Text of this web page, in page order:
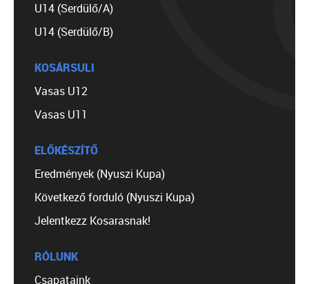
U14 (Serdülő/A)
U14 (Serdülő/B)
KOSÁRSULI
Vasas U12
Vasas U11
ELŐKÉSZÍTŐ
Eredmények (Nyuszi Kupa)
Következő forduló (Nyuszi Kupa)
Jelentkezz Kosarasnak!
RÓLUNK
Csapataink